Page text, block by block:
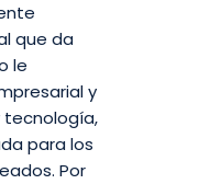
que da
le
y
tecnología,
para los
Por